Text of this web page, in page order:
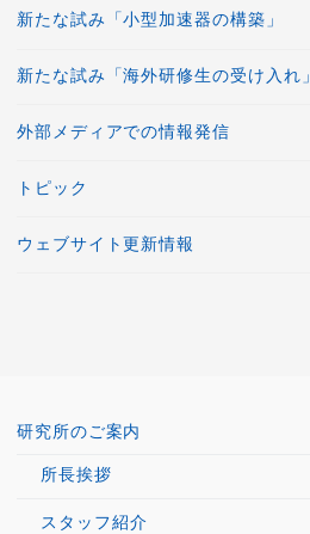
新たな試み「小型加速器の構築」
新たな試み「海外研修生の受け入れ」
外部メディアでの情報発信
トピック
ウェブサイト更新情報
研究所のご案内
所長挨拶
スタッフ紹介